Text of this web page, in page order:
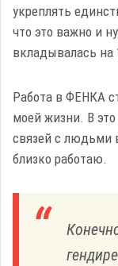
укреплять
что это важно и
вкладывалась на
Работа в ФЕНКА
моей жизни. В
связей с людьми
близко работаю.